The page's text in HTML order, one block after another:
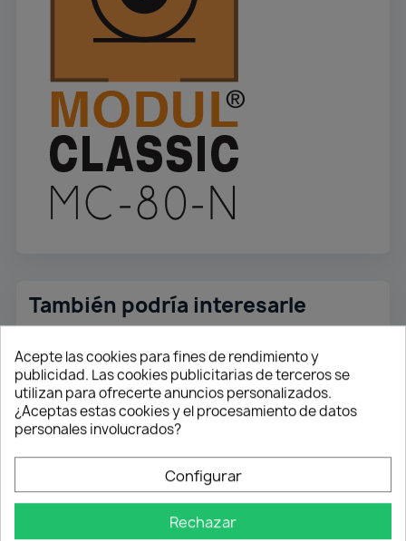
También podría interesarle
Acepte las cookies para fines de rendimiento y
publicidad. Las cookies publicitarias de terceros se
utilizan para ofrecerte anuncios personalizados.
¿Aceptas estas cookies y el procesamiento de datos
personales involucrados?
Configurar
Rechazar